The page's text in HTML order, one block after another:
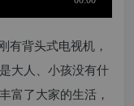
有背头式电视机，
大人、小孩没有什
富了大家的生活，